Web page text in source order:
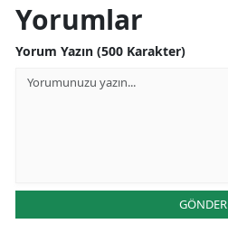
Yorumlar
Yorum Yazın (500 Karakter)
GÖNDER